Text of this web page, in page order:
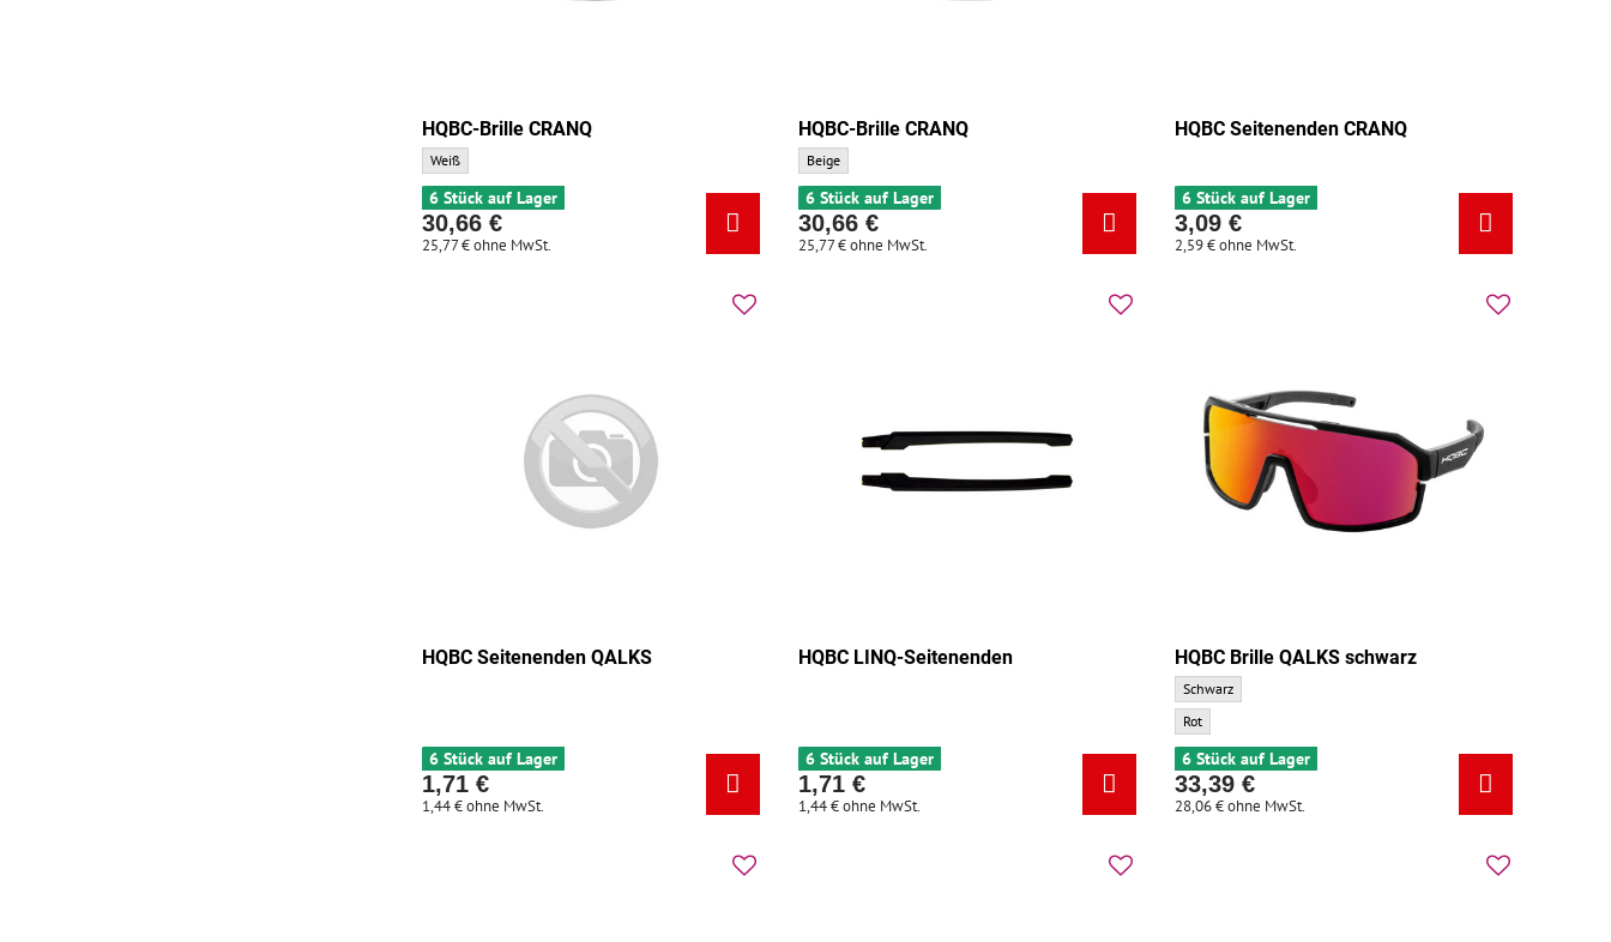
HQBC-Brille CRANQ
HQBC-Brille CRANQ - Grundfarbe:
Weiß
6 Stück auf Lager
30,66 €
25,77 €ohne MwSt.
HQBC-Brille CRANQ
HQBC-Brille CRANQ - Grundfarbe:
Beige
6 Stück auf Lager
30,66 €
25,77 €ohne MwSt.
HQBC Seitenenden CRANQ
6 Stück auf Lager
3,09 €
2,59 €ohne MwSt.
HQBC Seitenenden QALKS
6 Stück auf Lager
1,71 €
1,44 €ohne MwSt.
HQBC LINQ-Seitenenden
6 Stück auf Lager
1,71 €
1,44 €ohne MwSt.
HQBC Brille QALKS schwarz
HQBC Brille QALKS schwarz - Grundfarbe:
Schwarz
HQBC Brille QALKS schwarz - Zusatzfarbe:
Rot
6 Stück auf Lager
33,39 €
28,06 €ohne MwSt.